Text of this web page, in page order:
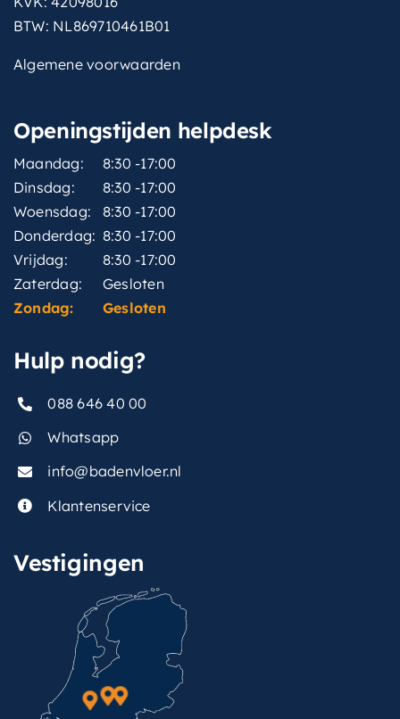
BTW: NL869710461B01
Algemene voorwaarden
Openingstijden helpdesk
Maandag:
8:30 -17:00
Dinsdag:
8:30 -17:00
Woensdag:
8:30 -17:00
Donderdag: 8:30 -17:00
Vrijdag:
8:30 -17:00
Zaterdag:
Gesloten
Zondag:
Gesloten
Hulp nodig?
088 646 40 00
Whatsapp
info@badenvloer.nl
Klantenservice
Vestigingen